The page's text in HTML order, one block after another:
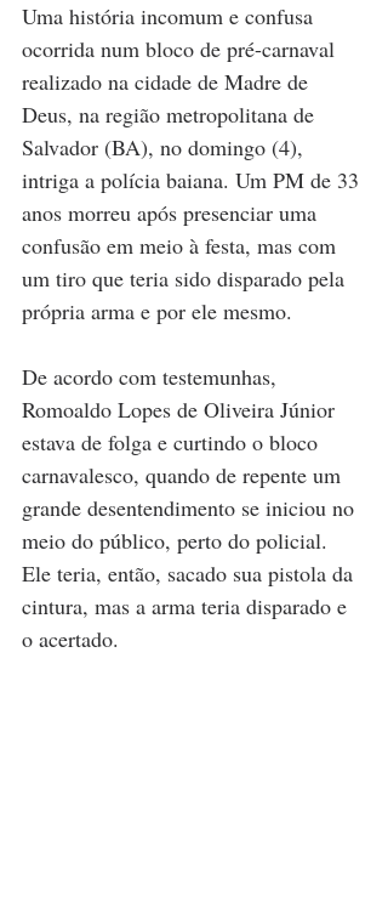
Uma história incomum e confusa
ocorrida num bloco de pré-carnaval
realizado na cidade de Madre de
Deus, na região metropolitana de
Salvador (BA), no domingo (4),
intriga a polícia baiana. Um PM de 33
anos morreu após presenciar uma
confusão em meio à festa, mas com
um tiro que teria sido disparado pela
própria arma e por ele mesmo.
De acordo com testemunhas,
Romoaldo Lopes de Oliveira Júnior
estava de folga e curtindo o bloco
carnavalesco, quando de repente um
grande desentendimento se iniciou no
meio do público, perto do policial.
Ele teria, então, sacado sua pistola da
cintura, mas a arma teria disparado e
o acertado.